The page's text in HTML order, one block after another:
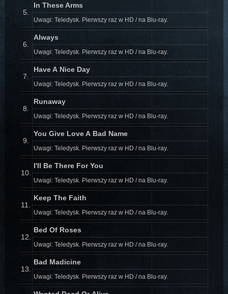
5.
In These Arms
Uwagi: Teledysk. Pierwszy raz w HD / na Blu-ray.
6.
Always
Uwagi: Teledysk. Pierwszy raz w HD / na Blu-ray.
7.
Have A Nice Day
Uwagi: Teledysk. Pierwszy raz w HD / na Blu-ray.
8.
Runaway
Uwagi: Teledysk. Pierwszy raz w HD / na Blu-ray.
9.
You Give Love A Bad Name
Uwagi: Teledysk. Pierwszy raz w HD / na Blu-ray.
10.
I'll Be There For You
Uwagi: Teledysk. Pierwszy raz w HD / na Blu-ray.
11.
Keep The Faith
Uwagi: Teledysk. Pierwszy raz w HD / na Blu-ray.
12.
Bed Of Roses
Uwagi: Teledysk. Pierwszy raz w HD / na Blu-ray.
13.
Bad Madicine
Uwagi: Teledysk. Pierwszy raz w HD / na Blu-ray.